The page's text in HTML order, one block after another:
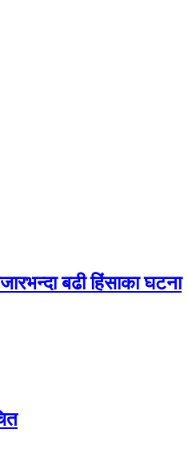
बढी हिंसाका घटना